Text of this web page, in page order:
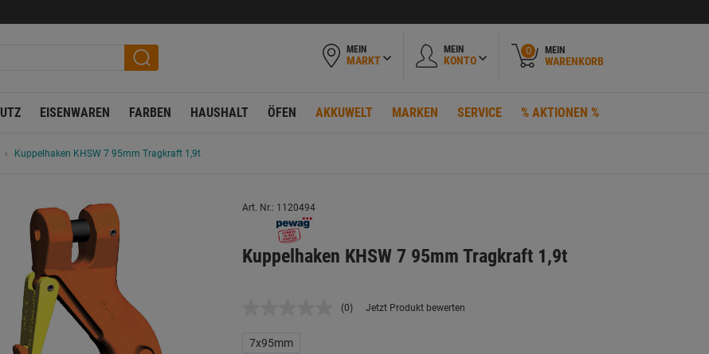
MEIN
MARKT
MEIN
KONTO
0 MEIN
WARENKORB
EISENWAREN FARBEN HAUSHALT ÖFEN AKKUWELT MARKEN SERVICE % AKTIONEN %
Kuppelhaken KHSW 7 95mm Tragkraft 1,9t
Art. Nr.: 1120494
Kuppelhaken KHSW 7 95mm Tragkraft 1,9t
Kein
(0) Jetzt Produkt bewerten
7x95mm